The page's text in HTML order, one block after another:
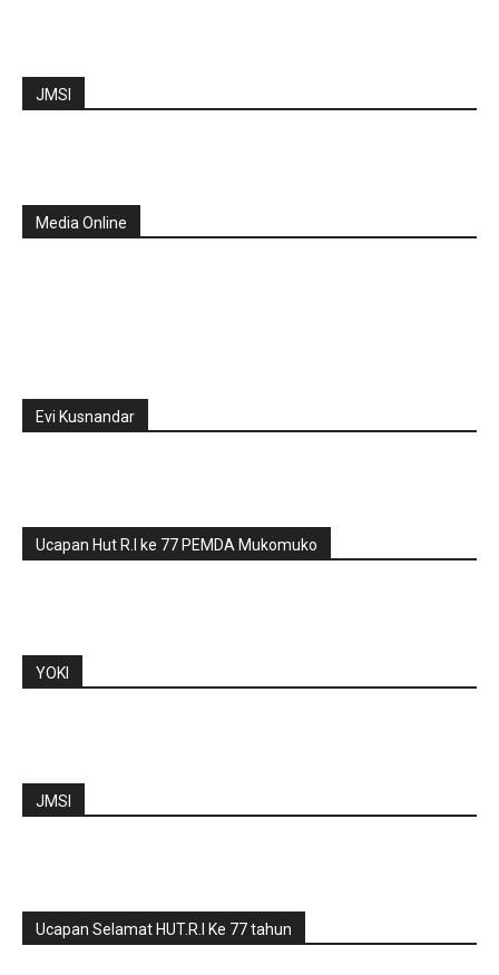
JMSI
Media Online
Evi Kusnandar
Ucapan Hut R.I ke 77 PEMDA Mukomuko
YOKI
JMSI
Ucapan Selamat HUT.R.I Ke 77 tahun